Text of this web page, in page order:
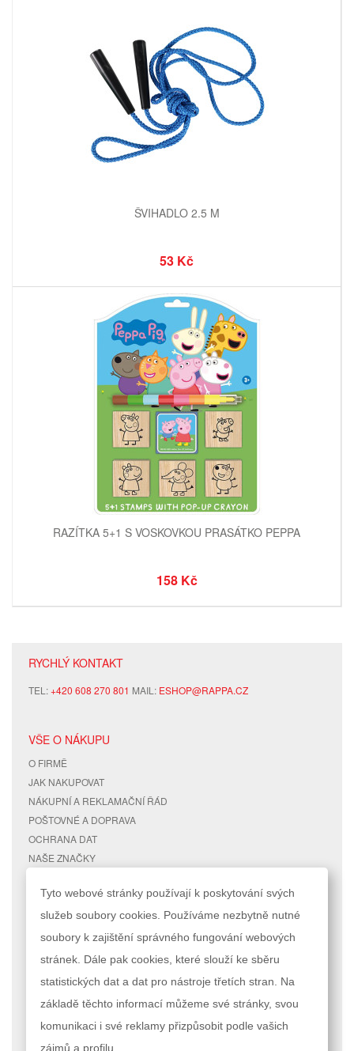
ŠVIHADLO 2.5 M
53 Kč
RAZÍTKA 5+1 S VOSKOVKOU PRASÁTKO PEPPA
158 Kč
RYCHLÝ KONTAKT
TEL:+420 608 270 801 MAIL: ESHOP@RAPPA.CZ
VŠE O NÁKUPU
O FIRMĚ
JAK NAKUPOVAT
NÁKUPNÍ A REKLAMAČNÍ ŘÁD
POŠTOVNÉ A DOPRAVA
OCHRANA DAT
NAŠE ZNAČKY
RYCHLÉ ODKAZY
MAPA STRÁNEK
VYHLEDÁVANÉ TERMÍNY
POKROČILÉ VYHLEDÁVÁNÍ
ÚČET
MŮJ ÚČET
STAV OBJEDNÁVKY
Podle zákona o evidenci tržeb je prodávající povinen vystavit kupujícímu
účtenku. Zároveň je povinen zaevidovat přijatou tržbu u správce daně
Tyto webové stránky používají k poskytování svých
služeb soubory cookies. Používáme nezbytně nutné
soubory k zajištění správného fungování webových
stránek. Dále pak cookies, které slouží ke sběru
statistických dat a dat pro nástroje třetích stran. Na
základě těchto informací můžeme své stránky, svou
komunikaci i své reklamy přizpůsobit podle vašich
zájmů a profilu.